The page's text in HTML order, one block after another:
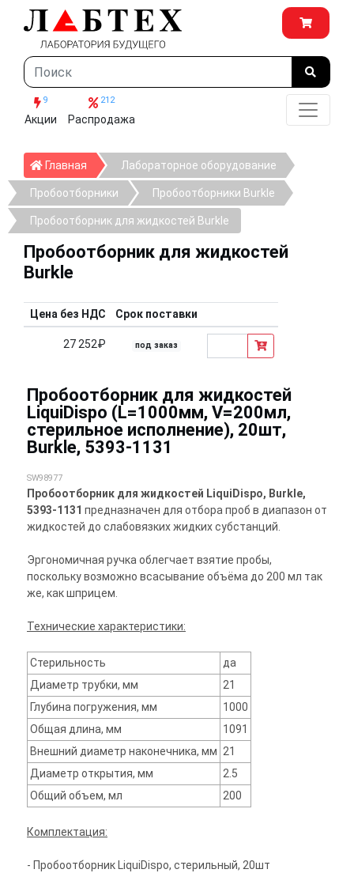
9
Акции
212
Распродажа
Главная ГлавнаяЛабораторное оборудование
Пробоотборники Пробоотборники Burkle
Пробоотборник для жидкостей Burkle
Пробоотборник для жидкостей
Burkle
Цена без НДС Срок поставки
27 252₽ под заказ
Пробоотборник для жидкостей
LiquiDispo (L=1000мм, V=200мл,
стерильное исполнение), 20шт,
Burkle, 5393-1131
SW98977
Пробоотборник для жидкостей LiquiDispo, Burkle,
5393-1131 предназначен для отбора проб в диапазон от
жидкостей до слабовязких жидких субстанций.
Эргономичная ручка облегчает взятие пробы,
поскольку возможно всасывание объёма до 200 мл так
же, как шприцем.
Технические характеристики:
Стерильность
да
Диаметр трубки, мм
21
Глубина погружения, мм
1000
Общая длина, мм
1091
Внешний диаметр наконечника, мм 21
Диаметр открытия, мм
2.5
Общий объем, мл
200
Комплектация:
- Пробоотборник LiquiDispo, стерильный, 20шт